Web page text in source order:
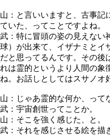
山：と言いいますと、古事記
ていた、ってことですよね。
武：特に冒頭の姿の見えない
球）が出来て、イザナミとイ
だと思ってるんです。その後
れは霊的というより人間の象
ね。お話しとしてはスサノオ
山：じゃあ霊的な何か、って
武：宇宙創世ってことか。
山：そこを強く感じた、と。
武：それを感じさせる絵を